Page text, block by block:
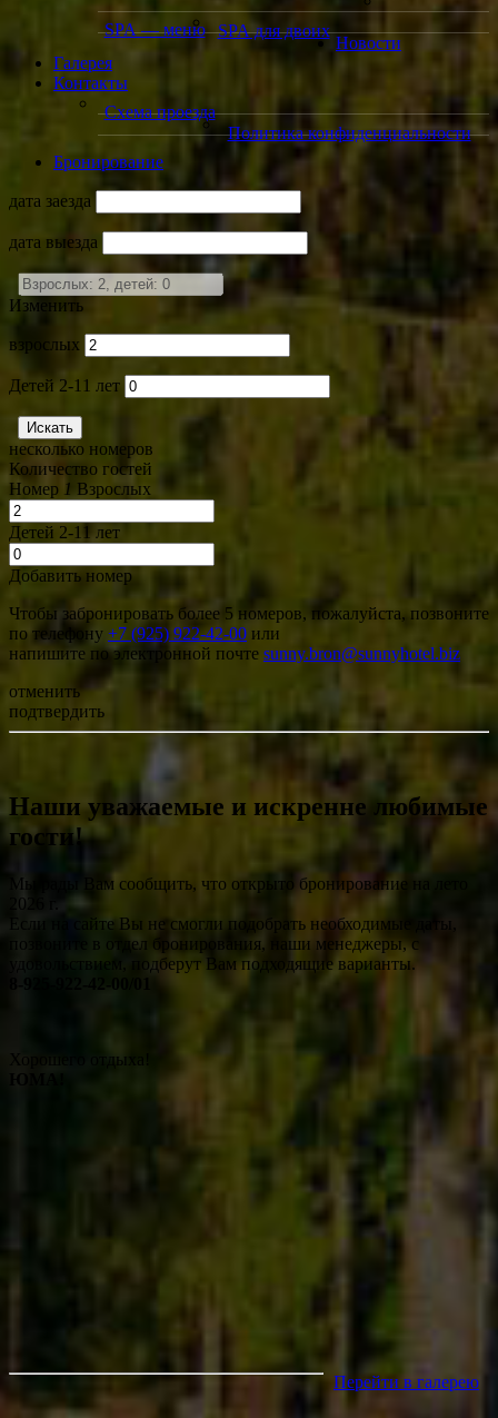
SPA — меню SPA для двоих
Новости
Галерея
Контакты
Схема проезда
Политика конфиденциальности
Бронирование
дата заезда
дата выезда
Изменить
взрослых
Детей 2-11 лет
несколько номеров
Количество гостей
Номер 1 Взрослых
Детей 2-11 лет
Добавить номер
Чтобы забронировать более 5 номеров, пожалуйста, позвоните
по телефону +7 (925) 922-42-00 или
напишите по электронной почте sunny.bron@sunnyhotel.biz
отменить
подтвердить
Наши уважаемые и искренне любимые
гости!
Мы рады Вам сообщить, что открыто бронирование на лето
2026 г.
Если на сайте Вы не смогли подобрать необходимые даты,
позвоните в отдел бронирования, наши менеджеры, с
удовольствием, подберут Вам подходящие варианты.
Хорошего отдыха!
Перейти в галерею